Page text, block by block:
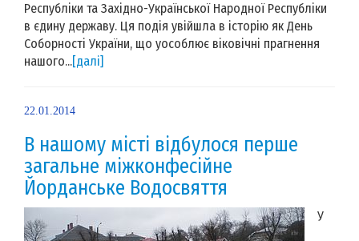
Республіки та Західно-Української Народної Республіки
в єдину державу. Ця подія увійшла в історію як День
Соборності України, що уособлює віковічні прагнення
нашого...[далі]
22.01.2014
В нашому місті відбулося перше
загальне міжконфесійне
Йорданське Водосвяття
У